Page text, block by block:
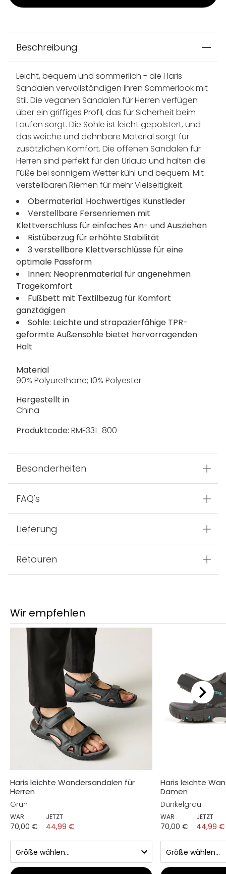
Beschreibung
Leicht, bequem und sommerlich - die Haris
Sandalen vervollständigen Ihren Sommerlook mit
Stil. Die veganen Sandalen für Herren verfügen
über ein griffiges Profil, das für Sicherheit beim
Laufen sorgt. Die Sohle ist leicht gepolstert, und
das weiche und dehnbare Material sorgt für
zusätzlichen Komfort. Die offenen Sandalen für
Herren sind perfekt für den Urlaub und halten die
Füße bei sonnigem Wetter kühl und bequem. Mit
verstellbaren Riemen für mehr Vielseitigkeit.
Obermaterial: Hochwertiges Kunstleder
Verstellbare Fersenriemen mit
Klettverschluss für einfaches An- und Ausziehen
Ristüberzug für erhöhte Stabilität
3 verstellbare Klettverschlüsse für eine
optimale Passform
Innen: Neoprenmaterial für angenehmen
Tragekomfort
Fußbett mit Textilbezug für Komfort
ganztägigen
Sohle: Leichte und strapazierfähige TPR-
geformte Außensohle bietet hervorragenden
Halt
Material
90% Polyurethane; 10% Polyester
Hergestellt in
China
Produktcode: RMF331_800
Besonderheiten
FAQ's
Lieferung
Retouren
Wir empfehlen
Haris leichte Wandersandalen für
Herren
Grün
WAR
70,00 €
JETZT
44,99 €
Haris leichte
Damen
Dunkelgrau
WAR
70,00 €
JETZT
44,99 €